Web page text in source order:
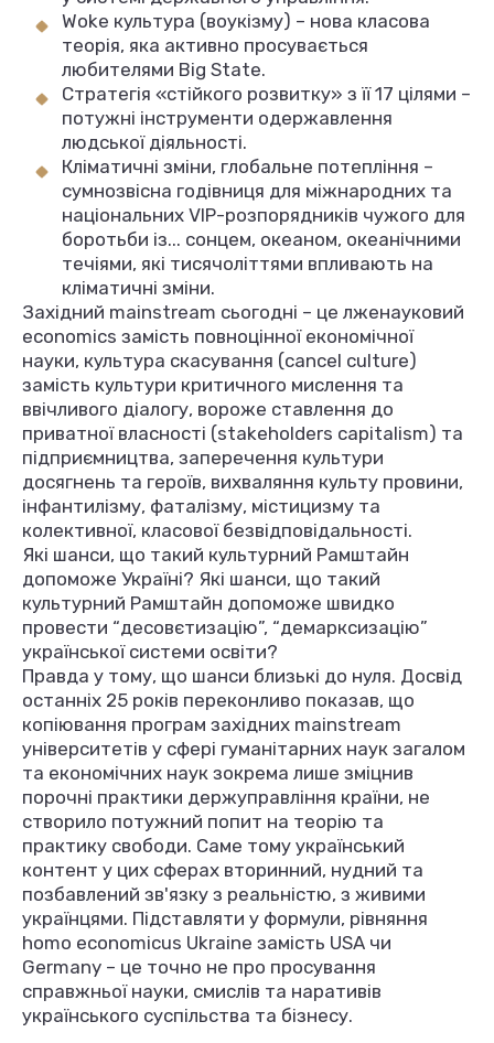
Woke культура (воукізму) – нова класова
теорія, яка активно просувається
любителями Big State.
Стратегія «стійкого розвитку» з її 17 цілями –
потужні інструменти одержавлення
людської діяльності.
Кліматичні зміни, глобальне потепління –
сумнозвісна годівниця для міжнародних та
національних VIP-розпорядників чужого для
боротьби із... сонцем, океаном, океанічними
течіями, які тисячоліттями впливають на
кліматичні зміни.
Західний mainstream сьогодні – це лженауковий
economics замість повноцінної економічної
науки, культура скасування (cancel culture)
замість культури критичного мислення та
ввічливого діалогу, вороже ставлення до
приватної власності (stakeholders capitalism) та
підприємництва, заперечення культури
досягнень та героїв, вихваляння культу провини,
інфантилізму, фаталізму, містицизму та
колективної, класової безвідповідальності.
Які шанси, що такий культурний Рамштайн
допоможе Україні? Які шанси, що такий
культурний Рамштайн допоможе швидко
провести “десовєтизацію”, “демарксизацію”
української системи освіти?
Правда у тому, що шанси близькі до нуля. Досвід
останніх 25 років переконливо показав, що
копіювання програм західних mainstream
університетів у сфері гуманітарних наук загалом
та економічних наук зокрема лише зміцнив
порочні практики держуправління країни, не
створило потужний попит на теорію та
практику свободи. Саме тому український
контент у цих сферах вторинний, нудний та
позбавлений зв'язку з реальністю, з живими
українцями. Підставляти у формули, рівняння
homo economicus Ukraine замість USA чи
Germany – це точно не про просування
справжньої науки, смислів та наративів
українського суспільства та бізнесу.